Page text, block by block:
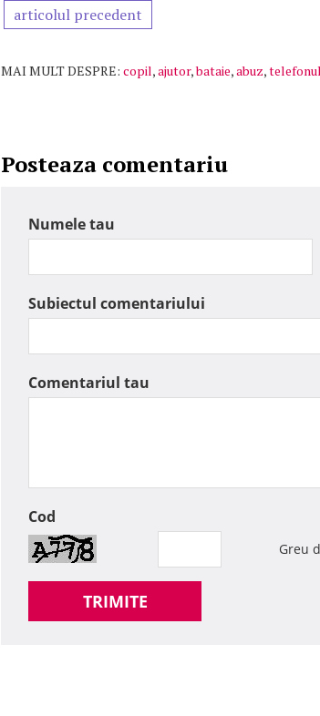
articolul precedent
MAI MULT DESPRE: copil,ajutor,bataie,abuz,
Posteaza comentariu
Numele tau
Subiectul comentariului
Comentariul tau
Cod
Greu
TRIMITE